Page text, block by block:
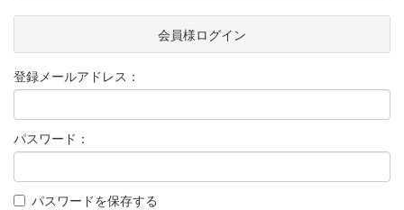
会員様ログイン
登録メールアドレス：
パスワード：
パスワードを保存する